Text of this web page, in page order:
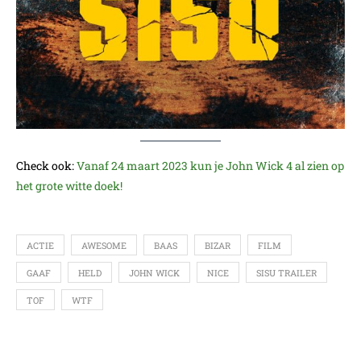
Check ook:Vanaf 24 maart 2023 kun je John Wick 4 al zien op
het grote witte doek!
ACTIE AWESOME BAAS BIZAR FILM
GAAF HELD JOHN WICK NICE SISU TRAILER
TOF WTF